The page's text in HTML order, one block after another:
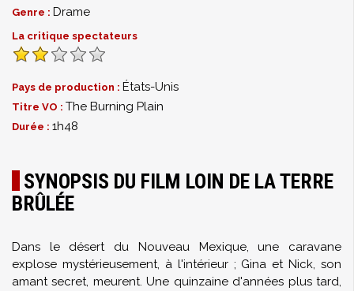
Genre : Drame
La critique spectateurs
Pays de production : États-Unis
Titre VO : The Burning Plain
Durée : 1h48
SYNOPSIS DU FILM LOIN DE LA TERRE
BRÛLÉE
Dans le désert du Nouveau Mexique, une caravane
explose mystérieusement, à l'intérieur ; Gina et Nick, son
amant secret, meurent. Une quinzaine d'années plus tard,